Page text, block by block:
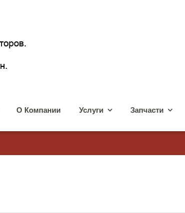
О Компании Услуги Запчасти